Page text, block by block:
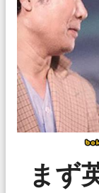
まず